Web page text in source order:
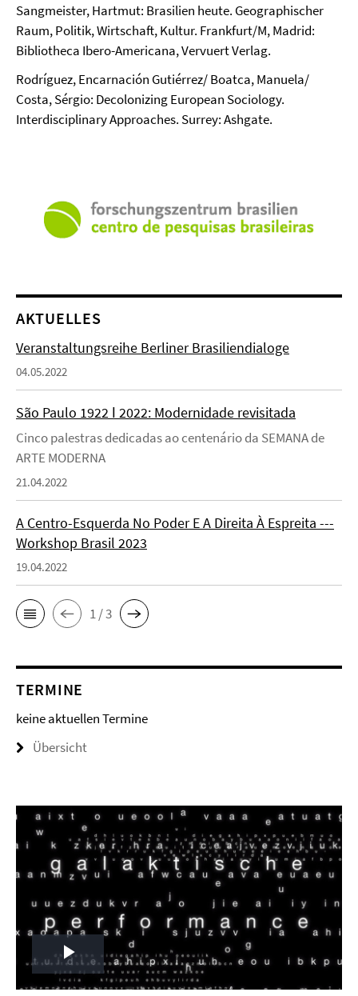
Sangmeister, Hartmut: Brasilien heute. Geographischer
Raum, Politik, Wirtschaft, Kultur. Frankfurt/M, Madrid:
Bibliotheca Ibero-Americana, Vervuert Verlag.
Rodríguez, Encarnación Gutiérrez/ Boatca, Manuela/
Costa, Sérgio: Decolonizing European Sociology.
Interdisciplinary Approaches. Surrey: Ashgate.
AKTUELLES
Veranstaltungsreihe Berliner Brasiliendialoge
04.05.2022
São Paulo 1922 ǀ 2022: Modernidade revisitada
Cinco palestras dedicadas ao centenário da SEMANA de
ARTE MODERNA
21.04.2022
A Centro-Esquerda No Poder E A Direita À Espreita ---
Workshop Brasil 2023
19.04.2022
1 / 3
TERMINE
keine aktuellen Termine
Übersicht
Play